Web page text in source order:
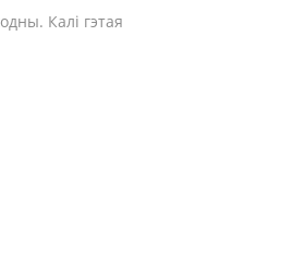
Калі гэтая